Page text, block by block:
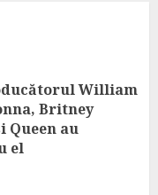
William
Britney
Queen au
el